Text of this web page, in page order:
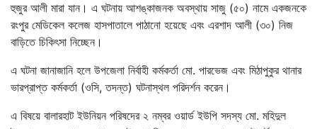
হুজুর আলী মারা যান। এ ঘটনায় আশঙ্কাজনক অবস্থায় সাজু (৫০) নামে একজনকে
রংপুর মেডিকেল কলেজ হাসপাতালে পাঠানো হয়েছে এবং এরশাদ আলী (৩০) নিজ
বাড়িতে চিকিৎসা নিচ্ছেন।
এ ঘটনা জানাজানি হলে উপজেলা নির্বাহী কর্মকর্তা মো. পারভেজ এবং মিঠাপুকুর থানার
ভারপ্রাপ্ত কর্মকর্তা (ওসি, তদন্ত) ঘটনাস্থল পরিদর্শন করেন।
এ বিষয়ে বালারহাট ইউনিয়ন পরিষদের ২ নম্বর ওয়ার্ড ইউপি সদস্য মো. মহিদুল